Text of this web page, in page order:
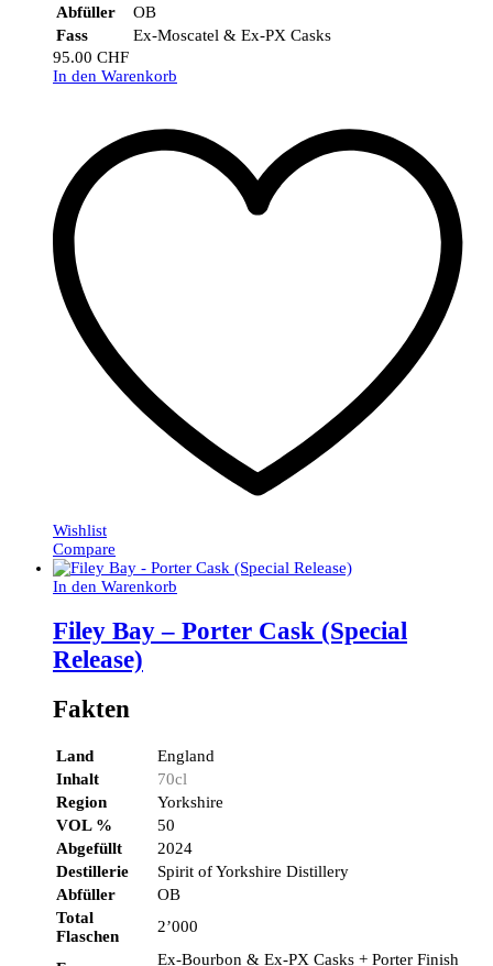
Abfüller
OB
Fass
Ex-Moscatel & Ex-PX Casks
95.00 CHF
In den Warenkorb
Wishlist
Compare
In den Warenkorb
Filey Bay – Porter Cask (Special
Release)
Fakten
Land
England
Inhalt
70cl
Region
Yorkshire
VOL %
50
Abgefüllt
2024
Destillerie
Spirit of Yorkshire Distillery
Abfüller
OB
Total
Flaschen
2’000
Ex-Bourbon & Ex-PX Casks + Porter Finish